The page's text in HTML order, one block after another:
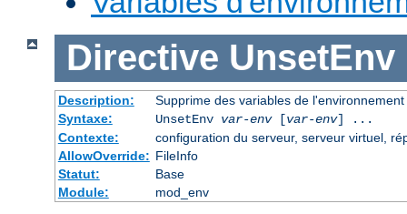
Directive UnsetEnv
Description:
Supprime des variables de l'environnement
Syntaxe:
UnsetEnv var-env[var-env] ...
Contexte:
configuration du serveur, serveur virtuel,
AllowOverride: FileInfo
Statut:
Base
Module:
mod_env